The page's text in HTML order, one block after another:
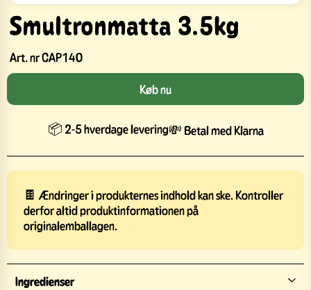
Smultronmatta 3.5kg
Art. nrCAP140
Køb nu
📦 2-5 hverdage levering💸 Betal med Klarna
🍫 Ændringer i produkternes indhold kan ske. Kontroller
derfor altid produktinformationen på
originalemballagen.
Ingredienser